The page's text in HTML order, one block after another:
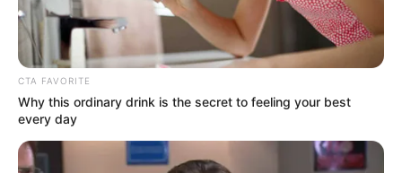
TEMAS RELACIONADOS
GOBERNACIÓN DE BOLÍVAR
CARTAGENA
YAMIL ARANA
CTA FAVORITE
Why this ordinary drink is the secret to feeling your best
every day